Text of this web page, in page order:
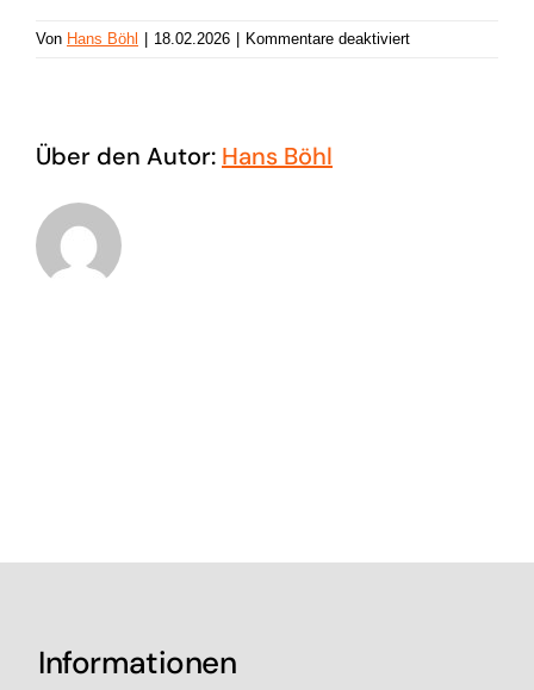
Von Hans Böhl | 18.02.2026 | Kommentare deaktiviertfür
Über den Autor: Hans Böhl
Informationen